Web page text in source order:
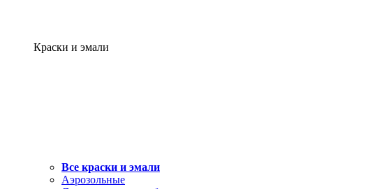
Краски и эмали
Все краски и эмали
Аэрозольные